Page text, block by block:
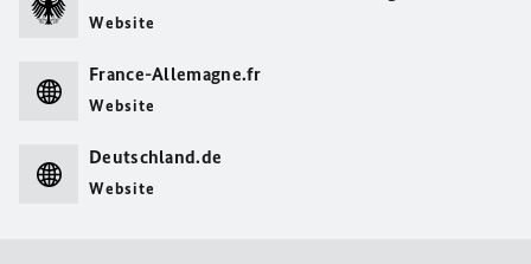
Website
France-Allemagne.fr
Website
Deutschland.de
Website